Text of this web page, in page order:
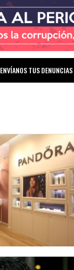
ENVÍANOS TUS DENUNCIAS